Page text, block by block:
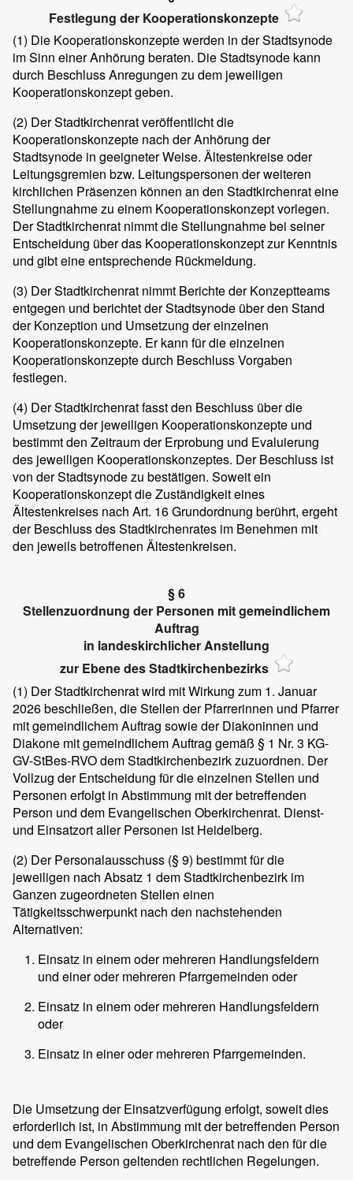
Festlegung der Kooperationskonzepte
(1) Die Kooperationskonzepte werden in der Stadtsynode
im Sinn einer Anhörung beraten. Die Stadtsynode kann
durch Beschluss Anregungen zu dem jeweiligen
Kooperationskonzept geben.
(2) Der Stadtkirchenrat veröffentlicht die
Kooperationskonzepte nach der Anhörung der
Stadtsynode in geeigneter Weise. Ältestenkreise oder
Leitungsgremien bzw. Leitungspersonen der weiteren
kirchlichen Präsenzen können an den Stadtkirchenrat eine
Stellungnahme zu einem Kooperationskonzept vorlegen.
Der Stadtkirchenrat nimmt die Stellungnahme bei seiner
Entscheidung über das Kooperationskonzept zur Kenntnis
und gibt eine entsprechende Rückmeldung.
(3) Der Stadtkirchenrat nimmt Berichte der Konzeptteams
entgegen und berichtet der Stadtsynode über den Stand
der Konzeption und Umsetzung der einzelnen
Kooperationskonzepte. Er kann für die einzelnen
Kooperationskonzepte durch Beschluss Vorgaben
festlegen.
(4) Der Stadtkirchenrat fasst den Beschluss über die
Umsetzung der jeweiligen Kooperationskonzepte und
bestimmt den Zeitraum der Erprobung und Evaluierung
des jeweiligen Kooperationskonzeptes. Der Beschluss ist
von der Stadtsynode zu bestätigen. Soweit ein
Kooperationskonzept die Zuständigkeit eines
Ältestenkreises nach Art. 16 Grundordnung berührt, ergeht
der Beschluss des Stadtkirchenrates im Benehmen mit
den jeweils betroffenen Ältestenkreisen.
§ 6
Stellenzuordnung der Personen mit gemeindlichem
Auftrag
in landeskirchlicher Anstellung
zur Ebene des Stadtkirchenbezirks
(1) Der Stadtkirchenrat wird mit Wirkung zum 1. Januar
2026 beschließen, die Stellen der Pfarrerinnen und Pfarrer
mit gemeindlichem Auftrag sowie der Diakoninnen und
Diakone mit gemeindlichem Auftrag gemäß § 1 Nr. 3 KG-
GV-StBes-RVO dem Stadtkirchenbezirk zuzuordnen. Der
Vollzug der Entscheidung für die einzelnen Stellen und
Personen erfolgt in Abstimmung mit der betreffenden
Person und dem Evangelischen Oberkirchenrat. Dienst-
und Einsatzort aller Personen ist Heidelberg.
(2) Der Personalausschuss (§ 9) bestimmt für die
jeweiligen nach Absatz 1 dem Stadtkirchenbezirk im
Ganzen zugeordneten Stellen einen
Tätigkeitsschwerpunkt nach den nachstehenden
Alternativen:
Einsatz in einem oder mehreren Handlungsfeldern
und einer oder mehreren Pfarrgemeinden oder
Einsatz in einem oder mehreren Handlungsfeldern
oder
Einsatz in einer oder mehreren Pfarrgemeinden.
Die Umsetzung der Einsatzverfügung erfolgt, soweit dies
erforderlich ist, in Abstimmung mit der betreffenden Person
und dem Evangelischen Oberkirchenrat nach den für die
betreffende Person geltenden rechtlichen Regelungen.